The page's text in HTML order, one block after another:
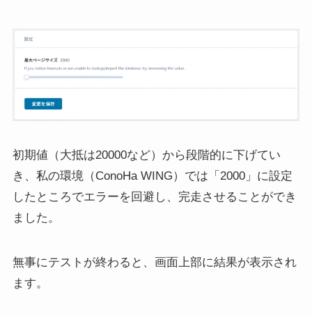
初期値（大抵は20000など）から段階的に下げてい
き、私の環境（ConoHa WING）では「2000」に設定
したところでエラーを回避し、完走させることができ
ました。
無事にテストが終わると、画面上部に結果が表示され
ます。